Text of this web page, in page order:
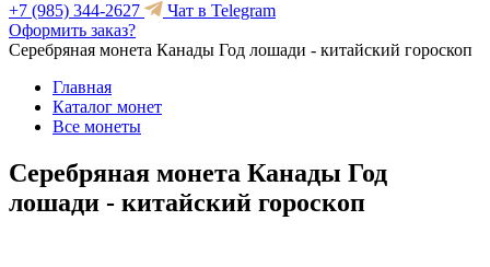
+7 (985) 344-2627
Чат в Telegram
Оформить заказ?
Серебряная монета Канады Год лошади - китайский гороскоп
Главная
Каталог монет
Все монеты
Серебряная монета Канады Год
лошади - китайский гороскоп